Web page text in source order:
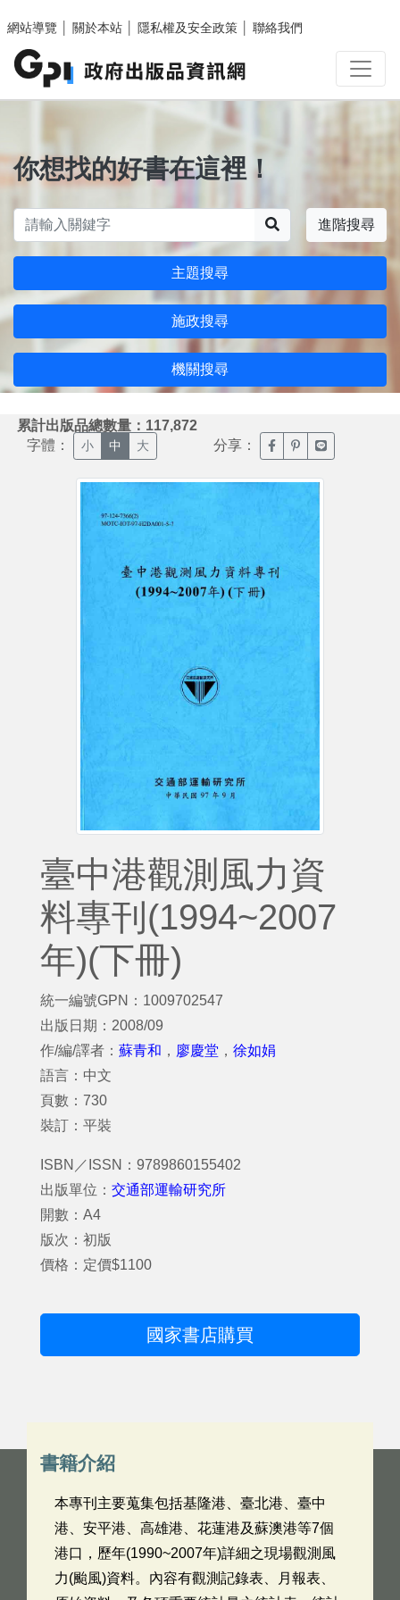
網站導覽
關於本站 隱私權及安全政策 聯絡我們
你想找的好書在這裡！
進階搜尋
主題搜尋
施政搜尋
機關搜尋
累計出版品總數量：117,872
字體： 小 中 大 分享： 臉書分享(另開新視窗)
噗浪分享(另開新
Line分享(另
臺中港觀測風力資
料專刊(1994~2007
年)(下冊)
統一編號GPN：1009702547
出版日期：2008/09
作/編/譯者： 蘇青和 ， 廖慶堂 ， 徐如娟
語言：中文
頁數：730
裝訂：平裝
ISBN／ISSN：9789860155402
出版單位： 交通部運輸研究所
開數：A4
版次：初版
價格：定價$1100
國家書店購買
書籍介紹
本專刊主要蒐集包括基隆港、臺北港、臺中
港、安平港、高雄港、花蓮港及蘇澳港等7個
港口，歷年(1990~2007年)詳細之現場觀測風
力(颱風)資料。內容有觀測記錄表、月報表、